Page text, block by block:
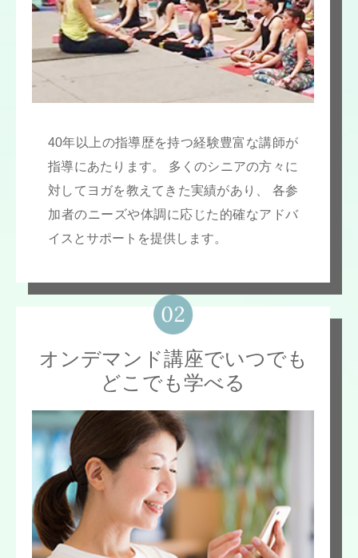
40年以上の指導歴を持つ経験豊富な講師が
指導にあたります。 多くのシニアの方々に
対してヨガを教えてきた実績があり、 各参
加者のニーズや体調に応じた的確なアドバ
イスとサポートを提供します。
オンデマンド講座でいつでも
どこでも学べる